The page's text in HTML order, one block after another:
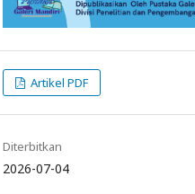
Artikel PDF
Diterbitkan
2026-07-04